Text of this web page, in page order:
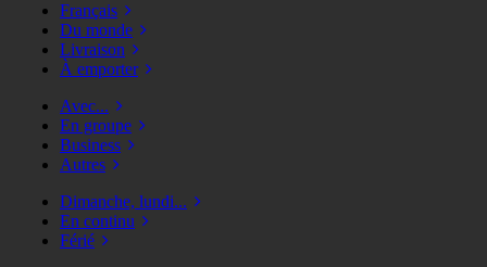
Français
Du monde
Livraison
À emporter
Avec...
En groupe
Business
Autres
Dimanche, lundi...
En continu
Férié